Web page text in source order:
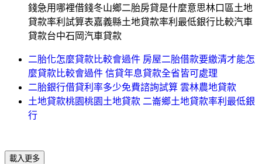
錢急用哪裡借錢冬山鄉二胎房貸是什麼意思林口區土地
貸款率利試算表嘉義縣土地貸款率利最低銀行比較汽車
貸款台中石岡汽車貸款
二胎化怎麼貸款比較會過件 房屋二胎借款要繳清才能怎
麼貸款比較會過件 信貸年息貸款全省皆可處理
二胎銀行借貸利率多少免費諮詢試算 雲林農地貸款
土地貸款桃園桃園土地貸款 二崙鄉土地貸款率利最低銀
行
載入更多